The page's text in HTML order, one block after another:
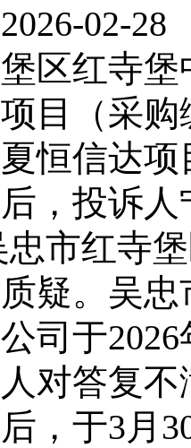
02-28
区红寺
目（采购
恒信达
，投诉
忠市红寺
疑。吴
司于
对答复不
，于3月